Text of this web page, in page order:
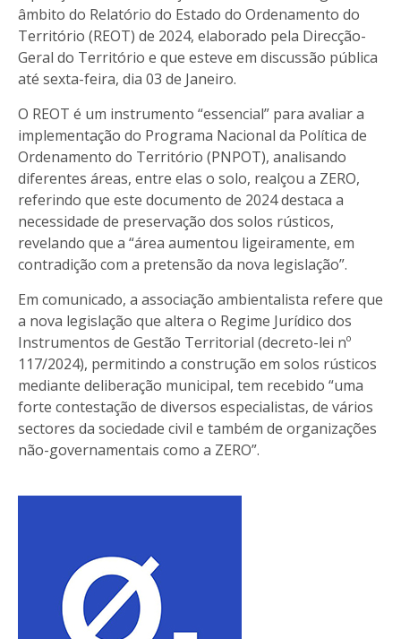
âmbito do Relatório do Estado do Ordenamento do
Território (REOT) de 2024, elaborado pela Direcção-
Geral do Território e que esteve em discussão pública
até sexta-feira, dia 03 de Janeiro.
O REOT é um instrumento “essencial” para avaliar a
implementação do Programa Nacional da Política de
Ordenamento do Território (PNPOT), analisando
diferentes áreas, entre elas o solo, realçou a ZERO,
referindo que este documento de 2024 destaca a
necessidade de preservação dos solos rústicos,
revelando que a “área aumentou ligeiramente, em
contradição com a pretensão da nova legislação”.
Em comunicado, a associação ambientalista refere que
a nova legislação que altera o Regime Jurídico dos
Instrumentos de Gestão Territorial (decreto-lei nº
117/2024), permitindo a construção em solos rústicos
mediante deliberação municipal, tem recebido “uma
forte contestação de diversos especialistas, de vários
sectores da sociedade civil e também de organizações
não-governamentais como a ZERO”.